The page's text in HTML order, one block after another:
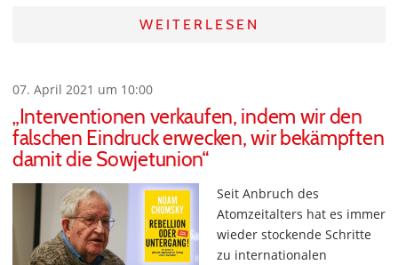
WEITERLESEN
07. April 2021 um 10:00
„Interventionen verkaufen, indem wir den
falschen Eindruck erwecken, wir bekämpften
damit die Sowjetunion“
Seit Anbruch des
Atomzeitalters hat es immer
wieder stockende Schritte
zu internationalen